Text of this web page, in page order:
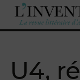
U4,